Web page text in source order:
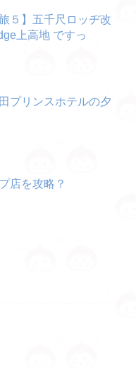
５】五千尺ロッヂ改
上高地 ですっ
プリンスホテルの夕
店を攻略？